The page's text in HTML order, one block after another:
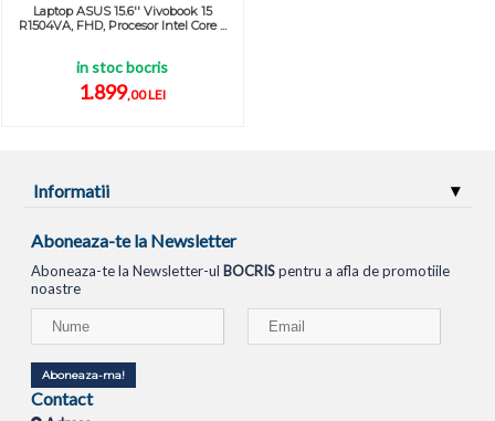
Laptop ASUS 15.6'' Vivobook 15
R1504VA, FHD, Procesor Intel Core ...
in stoc bocris
1.899,00 LEI
Informatii
Aboneaza-te la Newsletter
Aboneaza-te la Newsletter-ul BOCRISpentru a afla de promotiile
noastre
Aboneaza-ma!
Contact